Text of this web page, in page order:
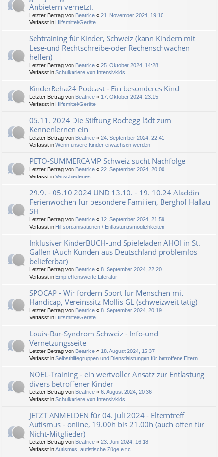
Anbietern vernetzt.
Letzter Beitrag von Beatrice « 21. November 2024, 19:10
Verfasst in Hilfsmittel/Geräte
Sehtraining für Kinder, Schweiz (kann Kindern mit
Lese-und Rechtschreibe-oder Rechenschwächen
helfen)
Letzter Beitrag von Beatrice « 25. Oktober 2024, 14:28
Verfasst in Schulkariere von Intensivkids
KinderReha24 Podcast - Ein besonderes Kind
Letzter Beitrag von Beatrice « 17. Oktober 2024, 23:15
Verfasst in Hilfsmittel/Geräte
05.11. 2024 Die Stiftung Rodtegg lädt zum
Kennenlernen ein
Letzter Beitrag von Beatrice « 24. September 2024, 22:41
Verfasst in Wenn unsere Kinder erwachsen werden
PETÖ-SUMMERCAMP Schweiz sucht Nachfolge
Letzter Beitrag von Beatrice « 22. September 2024, 20:00
Verfasst in Verschiedenes
29.9. - 05.10.2024 UND 13.10. - 19. 10.24 Aladdin
Ferienwochen für besondere Familien, Berghof Hallau
SH
Letzter Beitrag von Beatrice « 12. September 2024, 21:59
Verfasst in Hilfsorganisationen / Entlastungsmöglichkeiten
Inklusiver KinderBUCH-und Spieleladen AHOI in St.
Gallen (Auch Kunden aus Deutschland problemlos
belieferbar)
Letzter Beitrag von Beatrice « 8. September 2024, 22:20
Verfasst in Empfehlenswerte Literatur
SPOCAP - Wir fördern Sport für Menschen mit
Handicap, Vereinssitz Mollis GL (schweizweit tätig)
Letzter Beitrag von Beatrice « 8. September 2024, 20:19
Verfasst in Hilfsmittel/Geräte
Louis-Bar-Syndrom Schweiz - Info-und
Vernetzungsseite
Letzter Beitrag von Beatrice « 18. August 2024, 15:37
Verfasst in Selbsthilfegruppen und Dienstleistungen für betroffene Eltern
NOEL-Training - ein wertvoller Ansatz zur Entlastung
divers betroffener Kinder
Letzter Beitrag von Beatrice « 6. August 2024, 20:36
Verfasst in Schulkariere von Intensivkids
JETZT ANMELDEN für 04. Juli 2024 - Elterntreff
Autismus - online, 19.00h bis 21.00h (auch offen für
Nicht-Mitglieder)
Letzter Beitrag von Beatrice « 23. Juni 2024, 16:18
Verfasst in Autismus, autistische Züge e.t.c.